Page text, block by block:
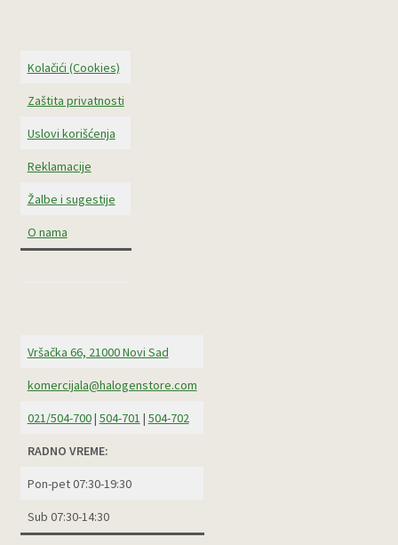
Kolačići (Cookies)
Zaštita privatnosti
Uslovi korišćenja
Reklamacije
Žalbe i sugestije
O nama
Vršačka 66, 21000 Novi Sad
komercijala@halogenstore.com
021/504-700| 504-701 | 504-702
RADNO VREME:
Pon-pet 07:30-19:30
Sub 07:30-14:30